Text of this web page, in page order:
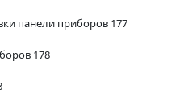
панели приборов 177
178